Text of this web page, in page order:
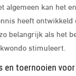
algemeen kan het
heeft
belangrijk als het
stimuleert.
en toernooien